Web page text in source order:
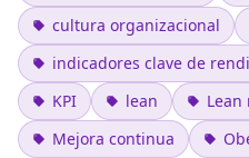
cultura organizacional
indicadores clave de
KPI
lean
Mejora continua